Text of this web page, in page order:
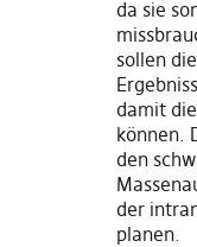
da sie
sollen
damit
können.
den
der
planen.